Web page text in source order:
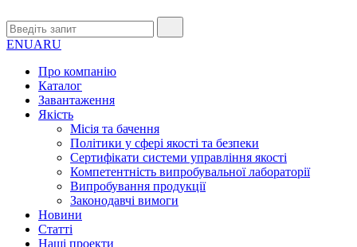
ENUARU
Про компанію
Каталог
Завантаження
Якість
Місія та бачення
Політики у сфері якості та безпеки
Сертифікати системи управління якості
Компетентність випробувальної лабораторії
Випробування продукції
Законодавчі вимоги
Новини
Статті
Наші проекти